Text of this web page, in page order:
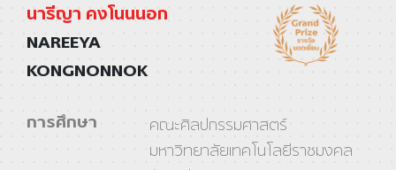
นารีญา คงโนนนอก
NAREEYA
KONGNONNOK
การศึกษา
คณะศิลปกรรมศาสตร์
มหาวิทยาลัยเทคโนโลยีราชมงคล